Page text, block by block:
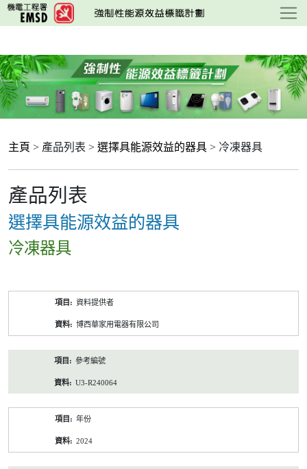
跳
至
要
內
容
主頁 > 產品列表 > 選擇具能源效益的器具 > 冷凍器具
產品列表
選擇具能源效益的器具
冷凍器具
資料提供者
博西華家用電器有限公司
參考編號
U3-R240064
年份
2024